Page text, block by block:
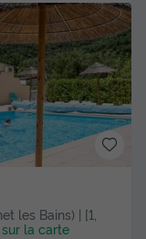
les Bains) | [1,
la carte